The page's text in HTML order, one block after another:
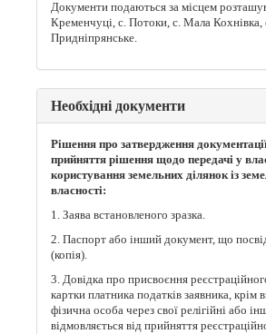
Документи подаються за місцем
Кременчуці, с. Потоки, с. Мала Кохнівка,
Придніпрянське.
Необхідні документи
Рішення про затвердження
прийняття рішення щодо передачі у
користування земельних ділянок із
власності:
1. Заява встановленого зразка.
2. Паспорт або інший документ, що
(копія).
3. Довідка про присвоєння
картки платника податків заявника, крім
фізична особа через свої релігійні або
відмовляється від прийняття